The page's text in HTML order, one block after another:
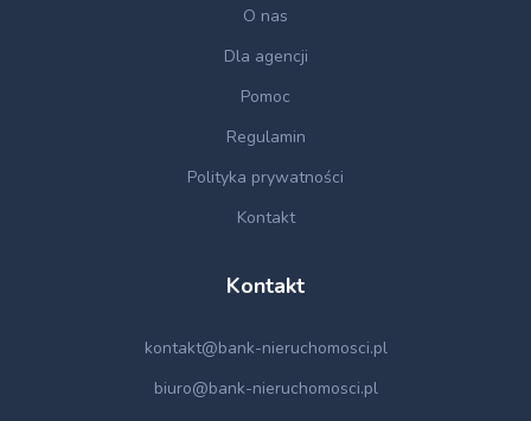
O nas
Dla agencji
Pomoc
Regulamin
Polityka prywatności
Kontakt
Kontakt
kontakt@bank-nieruchomosci.pl
biuro@bank-nieruchomosci.pl